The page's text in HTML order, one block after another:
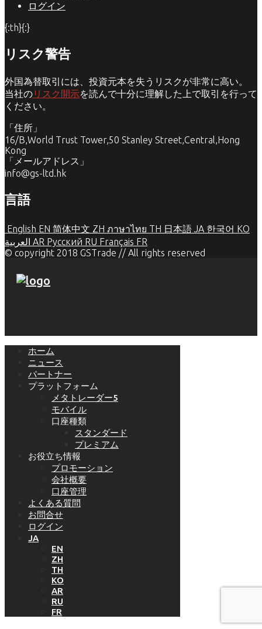
ログイン
{:th}{:}
リスク警告
外国為替取引には、投資元本を失うリスクが非常に高い。
当社のリスク開示を読んで十分に理解した上で取引を行って
ください。
「住所」
16/B,World Trust Tower,50 Stanley Street,Central,Hong
Kong
「メールアドレス」
info@gs-ltd.hk
言語
English EN 简体中文 ZH ภาษาไทย TH 日本語 JA 한국어 KO
العربية AR Русский RU Français FR
© copyright 2018 GSTrade // All rights reserved
ホーム
ニュース
パートナー
プラットフォーム
メタトレーダー5
モバイル
口座種類
スタンダード
プレミアム
お役立ち情報
プロモーション
会社概要
口座管理
よくある質問
お問合せ
ログイン
JA
EN
ZH
TH
KO
AR
RU
FR